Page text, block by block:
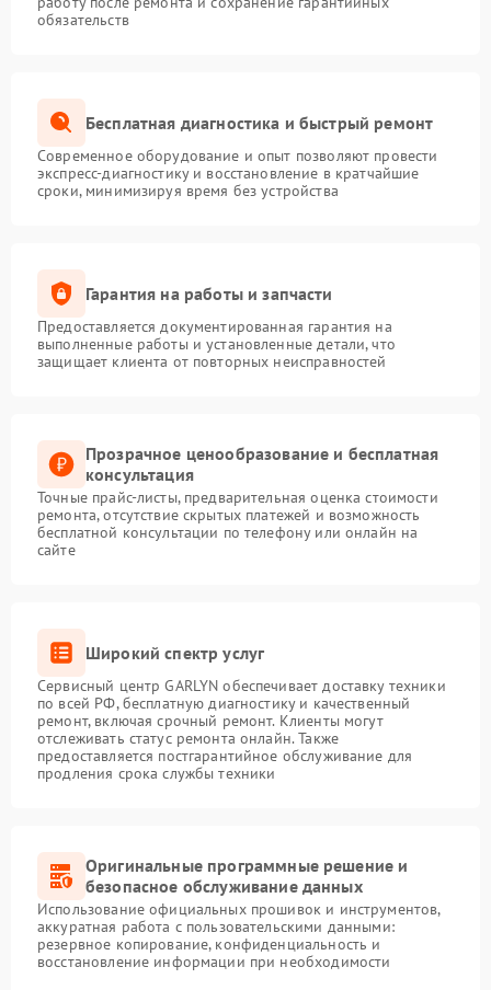
обязательств
Бесплатная диагностика и быстрый ремонт
Современное оборудование и опыт позволяют провести
экспресс-диагностику и восстановление в кратчайшие
сроки, минимизируя время без устройства
Гарантия на работы и запчасти
Предоставляется документированная гарантия на
выполненные работы и установленные детали, что
защищает клиента от повторных неисправностей
Прозрачное ценообразование и бесплатная
консультация
Точные прайс-листы, предварительная оценка стоимости
ремонта, отсутствие скрытых платежей и возможность
бесплатной консультации по телефону или онлайн на
сайте
Широкий спектр услуг
Сервисный центр GARLYN обеспечивает доставку техники
по всей РФ, бесплатную диагностику и качественный
ремонт, включая срочный ремонт. Клиенты могут
отслеживать статус ремонта онлайн. Также
предоставляется постгарантийное обслуживание для
продления срока службы техники
Оригинальные программные решение и
безопасное обслуживание данных
Использование официальных прошивок и инструментов,
аккуратная работа с пользовательскими данными:
резервное копирование, конфиденциальность и
восстановление информации при необходимости